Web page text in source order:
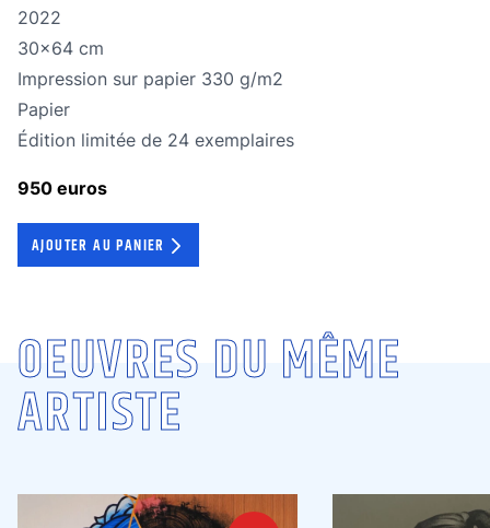
Année de réalisation
2022
Dimensions
30x64 cm
Technique
Impression sur papier 330 g/m2
Technique
Papier
édition limitée
Édition limitée de 24 exemplaires
950 euros
AJOUTER AU PANIER
OEUVRES DU MÊME
ARTISTE